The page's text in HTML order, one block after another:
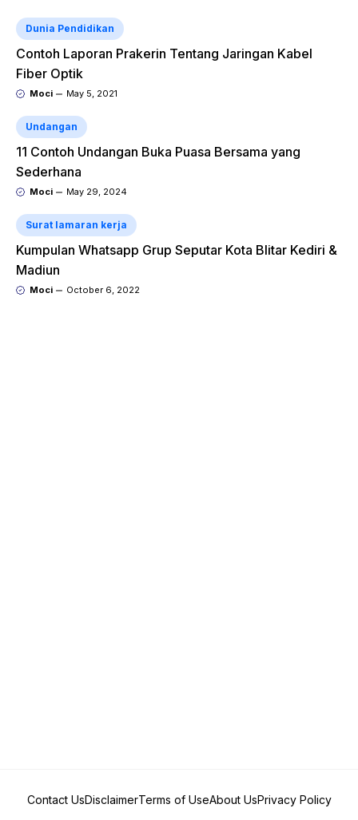
Dunia Pendidikan
Contoh Laporan Prakerin Tentang Jaringan Kabel
Fiber Optik
Moci May 5, 2021
Undangan
11 Contoh Undangan Buka Puasa Bersama yang
Sederhana
Moci May 29, 2024
Surat lamaran kerja
Kumpulan Whatsapp Grup Seputar Kota Blitar Kediri &
Madiun
Moci October 6, 2022
Contact UsDisclaimerTerms of UseAbout UsPrivacy Policy